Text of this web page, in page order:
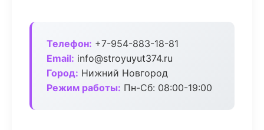
Телефон: +7-954-883-18-81
Email: info@stroyuyut374.ru
Город: Нижний Новгород
Режим работы: Пн-Сб: 08:00-19:00